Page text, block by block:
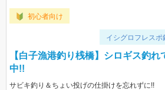
初心者向け
イシグロフレスポ
【白子漁港釣り桟橋】シロギス釣
中!!
サビキ釣り＆ちょい投げの仕掛けを忘れずに!!